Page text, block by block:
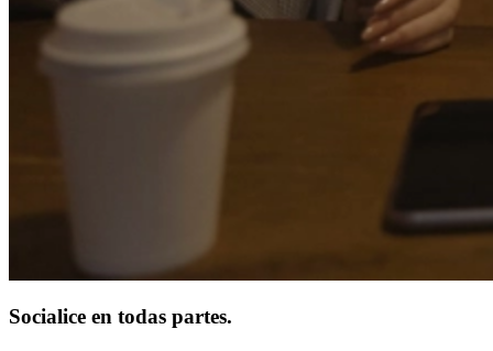
Socialice en todas partes.